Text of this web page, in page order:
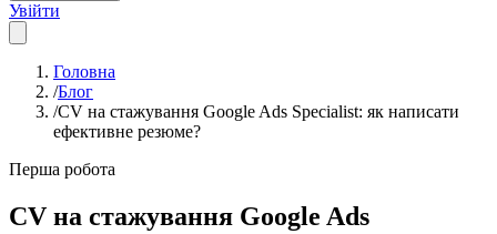
Увійти
Головна
/Блог
/CV на стажування Google Ads Specialist: як написати
ефективне резюме?
Перша робота
CV на стажування Google Ads